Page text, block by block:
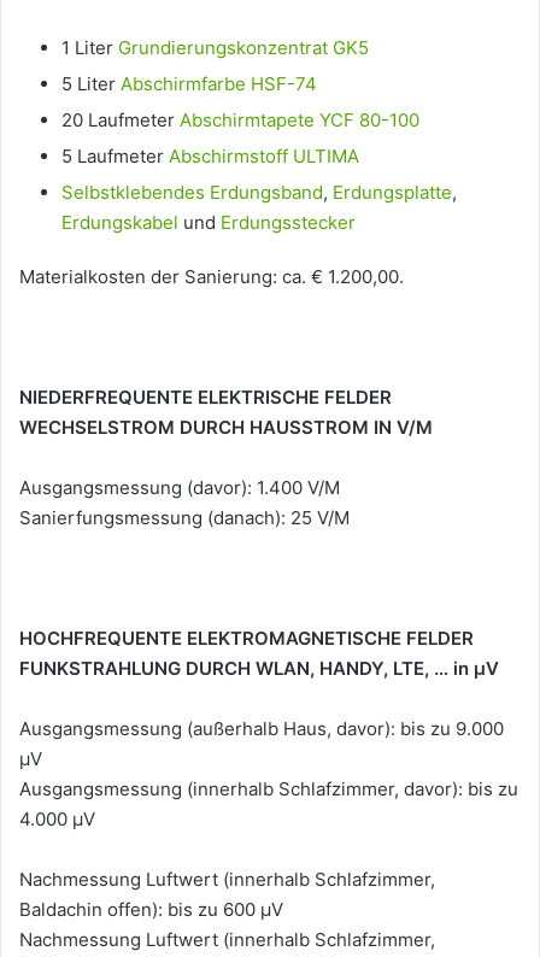
1 Liter Grundierungskonzentrat GK5
5 Liter Abschirmfarbe HSF-74
20 Laufmeter Abschirmtapete YCF 80-100
5 Laufmeter Abschirmstoff ULTIMA
Selbstklebendes Erdungsband, Erdungsplatte,
Erdungskabel und Erdungsstecker
Materialkosten der Sanierung: ca. € 1.200,00.
NIEDERFREQUENTE ELEKTRISCHE FELDER
WECHSELSTROM DURCH HAUSSTROM IN V/M
Ausgangsmessung (davor): 1.400 V/M
Sanierfungsmessung (danach): 25 V/M
HOCHFREQUENTE ELEKTROMAGNETISCHE FELDER
FUNKSTRAHLUNG DURCH WLAN, HANDY, LTE, … in µV
Ausgangsmessung (außerhalb Haus, davor): bis zu 9.000
µV
Ausgangsmessung (innerhalb Schlafzimmer, davor): bis zu
4.000 µV
Nachmessung Luftwert (innerhalb Schlafzimmer,
Baldachin offen): bis zu 600 µV
Nachmessung Luftwert (innerhalb Schlafzimmer,